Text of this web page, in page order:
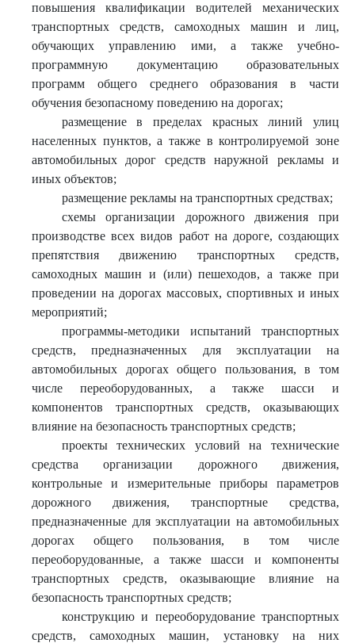
повышения квалификации водителей механических
транспортных средств, самоходных машин и лиц,
обучающих управлению ими, а также учебно-
программную документацию образовательных
программ общего среднего образования в части
обучения безопасному поведению на дорогах;
размещение в пределах красных линий улиц
населенных пунктов, а также в контролируемой зоне
автомобильных дорог средств наружной рекламы и
иных объектов;
размещение рекламы на транспортных средствах;
схемы организации дорожного движения при
производстве всех видов работ на дороге, создающих
препятствия движению транспортных средств,
самоходных машин и (или) пешеходов, а также при
проведении на дорогах массовых, спортивных и иных
мероприятий;
программы-методики испытаний транспортных
средств, предназначенных для эксплуатации на
автомобильных дорогах общего пользования, в том
числе переоборудованных, а также шасси и
компонентов транспортных средств, оказывающих
влияние на безопасность транспортных средств;
проекты технических условий на технические
средства организации дорожного движения,
контрольные и измерительные приборы параметров
дорожного движения, транспортные средства,
предназначенные для эксплуатации на автомобильных
дорогах общего пользования, в том числе
переоборудованные, а также шасси и компоненты
транспортных средств, оказывающие влияние на
безопасность транспортных средств;
конструкцию и переоборудование транспортных
средств, самоходных машин, установку на них